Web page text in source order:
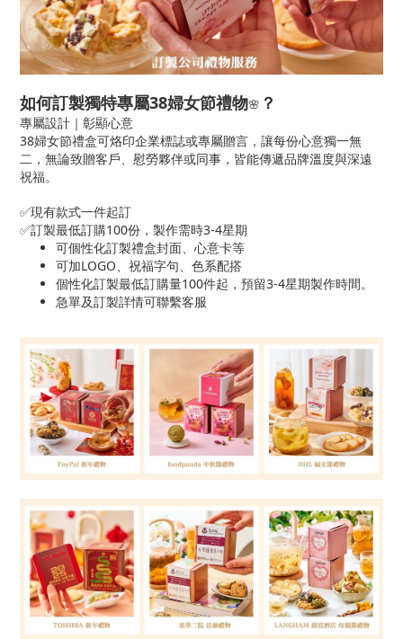
如何訂製獨特專屬38婦女節禮物🌸 ？
專屬設計｜彰顯心意
38婦女節禮盒可烙印企業標誌或專屬贈言，讓每份心意獨一無
二，無論致贈客戶、慰勞夥伴或同事，皆能傳遞品牌溫度與深遠
祝福。
✅現有款式一件起訂
✅訂製最低訂購100份，製作需時3-4星期
可個性化訂製禮盒封面、心意卡等
可加LOGO、祝福字句、色系配搭
個性化訂製最低訂購量100件起，預留3-4星期製作時間。
急單及訂製詳情可聯繫客服